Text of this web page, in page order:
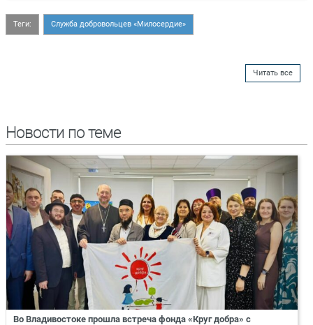
Теги: Служба добровольцев «Милосердие»
Читать все
Новости по теме
Во Владивостоке прошла встреча фонда «Круг добра» с